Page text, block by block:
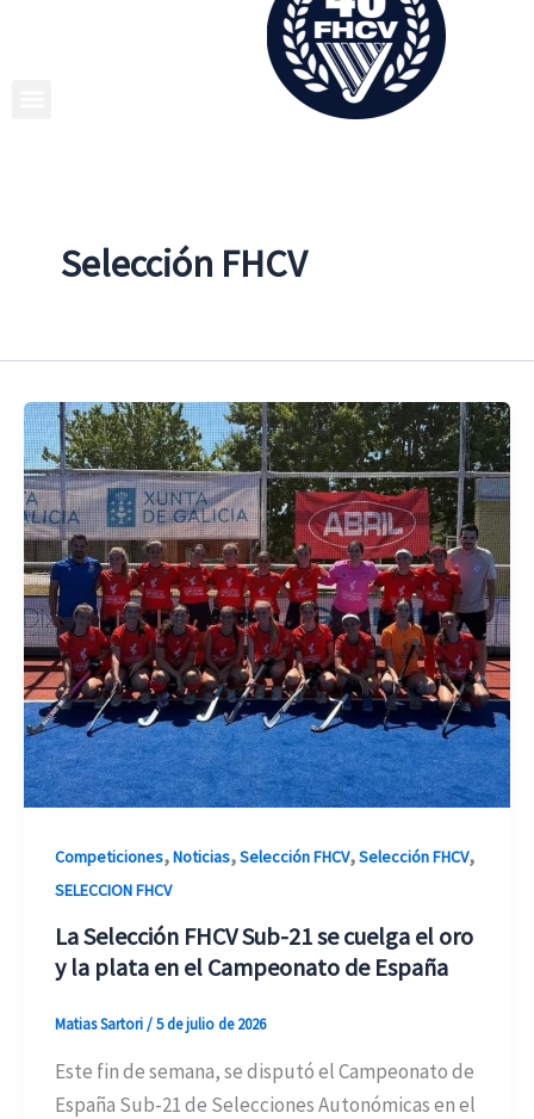
Selección FHCV
Competiciones,Noticias,Selección FHCV,Selección FHCV,
SELECCION FHCV
La Selección FHCV Sub-21 se cuelga el oro
y la plata en el Campeonato de España
Matias Sartori/5 de julio de 2026
Este fin de semana, se disputó el Campeonato de
España Sub-21 de Selecciones Autonómicas en el